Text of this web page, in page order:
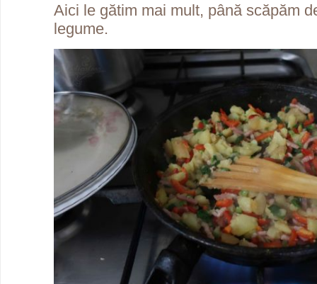
Aici le gătim mai mult, până scăpăm
legume.